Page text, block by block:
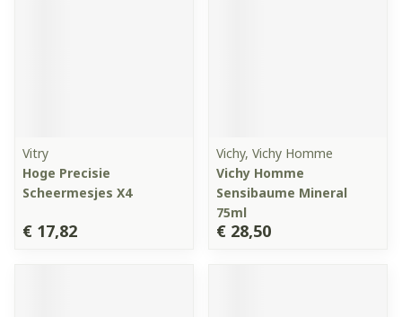
Vitry
Hoge Precisie
Scheermesjes X4
€ 17,82
Vichy, Vichy Homme
Vichy Homme
Sensibaume Mineral
75ml
€ 28,50